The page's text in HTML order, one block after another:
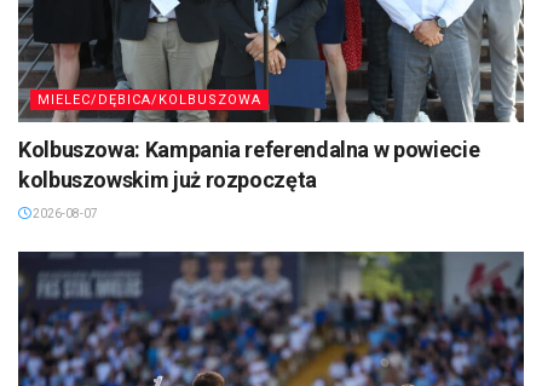
MIELEC/DĘBICA/KOLBUSZOWA
Kolbuszowa: Kampania referendalna w powiecie
kolbuszowskim już rozpoczęta
2026-08-07